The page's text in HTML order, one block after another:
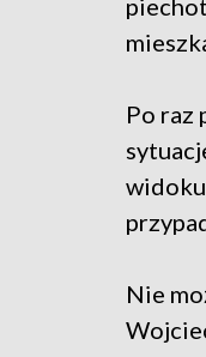
Po raz
Nie